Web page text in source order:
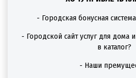
- Городская бонусная
- Городской сайт услуг для дома
в каталог?
- Наши